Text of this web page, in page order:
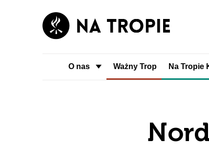
O nas Ważny Trop Na Tropie